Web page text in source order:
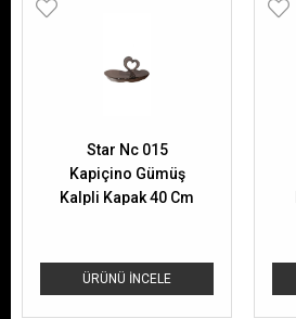
ÜRÜNÜ İNCELE
Star Nc 015
Kapiçino Gümüş
Kalpli Kapak 40 Cm